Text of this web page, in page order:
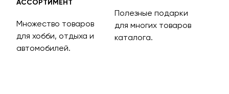
АССОРТИМЕНТ
Множество товаров
для хобби, отдыха и
автомобилей.
Полезные подарки
для многих товаров
каталога.